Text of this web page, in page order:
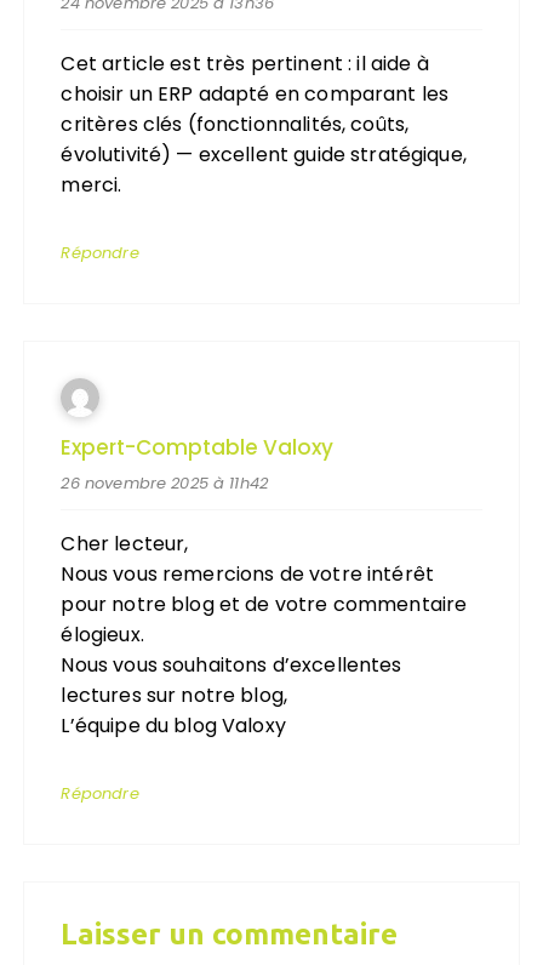
Cet article est très pertinent : il aide à
choisir un ERP adapté en comparant les
critères clés (fonctionnalités, coûts,
évolutivité) — excellent guide stratégique,
merci.
Répondre
Expert-Comptable Valoxy
26 novembre 2025 à 11h42
Cher lecteur,
Nous vous remercions de votre intérêt
pour notre blog et de votre commentaire
élogieux.
Nous vous souhaitons d’excellentes
lectures sur notre blog,
L’équipe du blog Valoxy
Répondre
Laisser un commentaire